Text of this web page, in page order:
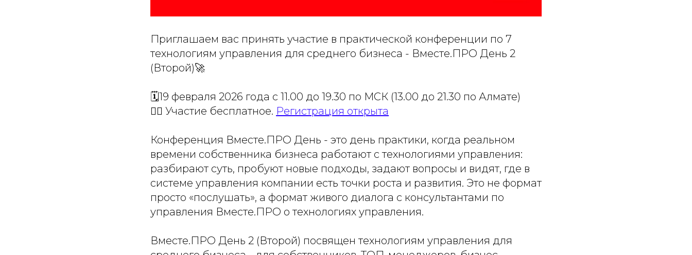
Приглашаем вас принять участие в практической конференции по 7
технологиям управления для среднего бизнеса - Вместе.ПРО День 2
(Второй)🚀
🗓19 февраля 2026 года с 11.00 до 19.30 по МСК (13.00 до 21.30 по Алмате)
👉🏻 Участие бесплатное. Регистрация открыта
Конференция Вместе.ПРО День - это день практики, когда реальном
времени собственника бизнеса работают с технологиями управления:
разбирают суть, пробуют новые подходы, задают вопросы и видят, где в
системе управления компании есть точки роста и развития. Это не формат
просто «послушать», а формат живого диалога с консультантами по
управления Вместе.ПРО о технологиях управления.
Вместе.ПРО День 2 (Второй) посвящен технологиям управления для